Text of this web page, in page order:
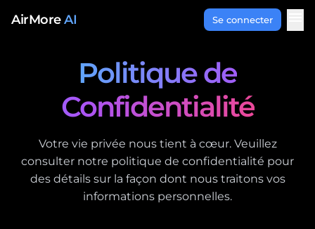
AirMoreAI Se connecter
Politique de
Confidentialité
Votre vie privée nous tient à cœur. Veuillez
consulter notre politique de confidentialité pour
des détails sur la façon dont nous traitons vos
informations personnelles.